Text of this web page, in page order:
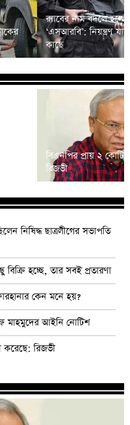
র‍্যাবের নাম বদলে হচ্ছে
‘এসআরবি’: নিয়ন্ত্রণ
কাছে
বিএনপির প্রায় ২ কোটি
রিজভী
নিষিদ্ধ ছাত্রলীগের সভাপতি
হচ্ছে, তার সবই প্রতারণা
কেন মনে হয়?
মাহমুদের আইনি নোটিশ
করেছে: রিজভী